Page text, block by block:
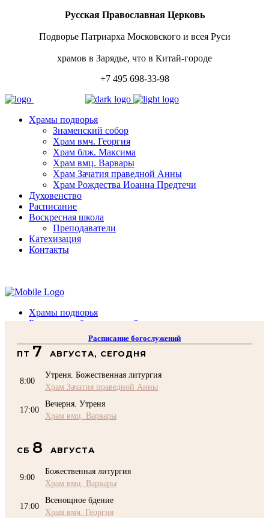
Русская Православная Церковь
Подворье Патриарха Московского и всея Руси
храмов в Зарядье, что в Китай-городе
+7 495 698-33-98
Храмы подворья
Знаменский собор
Храм вмч. Георгия
Храм блж. Максима
Храм вмц. Варвары
Храм Зачатия праведной Анны
Храм Рождества Иоанна Предтечи
Духовенство
Расписание
Воскресная школа
Преподаватели
Катехизация
Контакты
Храмы подворья
Расписание богослужений
Воскресная школа
Преподаватели Воскресной школы
КОНТАКТЫ
Помочь Подворью
Расписание богослужений
ПТ 7 АВГУСТА, СЕГОДНЯ
8:00
Утреня. Божественная литургия
Храм Зачатия праведной Анны
17:00
Вечерня. Утреня
Храм вмц. Варвары
СБ 8 АВГУСТА
9:00
Божественная литургия
Храм вмц. Варвары
17:00
Всенощное бдение
Храм вмч. Георгия